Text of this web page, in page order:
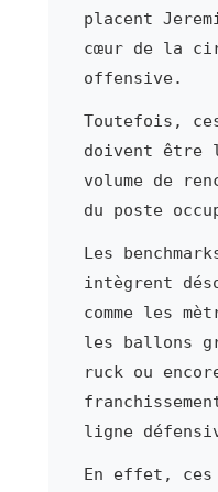
placent
cœur de la
offensive.
Toutefois,
doivent être
volume de
du poste
Les
intègrent
comme les
les ballons
ruck ou
ligne
En effet, ces